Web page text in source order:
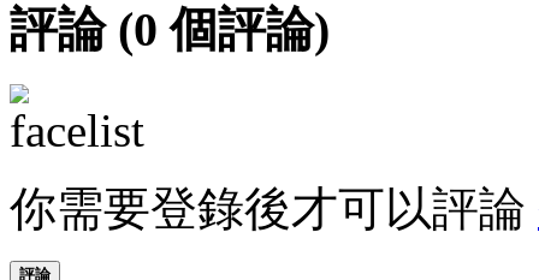
評論 (0 個評論)
你需要登錄後才可以評論
評論